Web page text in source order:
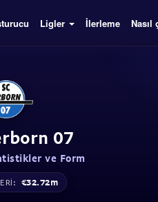
Ligler İlerleme Nasıl
07
ve Form
€32.72m